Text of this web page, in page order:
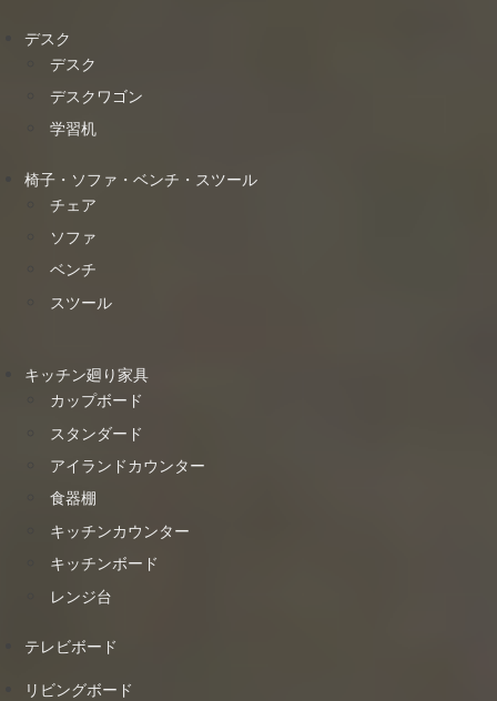
デスク
デスク
デスクワゴン
学習机
椅子・ソファ・ベンチ・スツール
チェア
ソファ
ベンチ
スツール
キッチン廻り家具
カップボード
スタンダード
アイランドカウンター
食器棚
キッチンカウンター
キッチンボード
レンジ台
テレビボード
リビングボード